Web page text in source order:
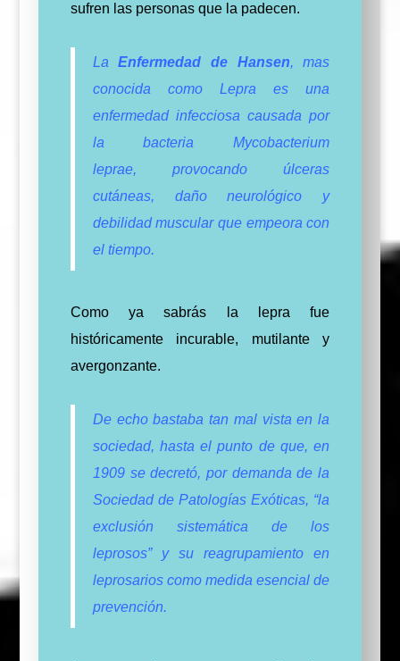
sufren las personas que la padecen.
LaEnfermedad de Hansen, mas
conocida como Lepra es una
enfermedad infecciosa causada por
la bacteria Mycobacterium
leprae, provocando úlceras
cutáneas, daño neurológico y
debilidad muscular que empeora con
el tiempo.
Como ya sabrás la lepra fue
históricamente incurable, mutilante y
avergonzante.
De echobastaba tan mal vista en la
sociedad, hasta el punto de que, en
1909 se decretó, por demanda de la
Sociedad de Patologías Exóticas, “la
exclusión sistemática de los
leprosos” y su reagrupamiento en
leprosarios como medida esencial de
prevención.